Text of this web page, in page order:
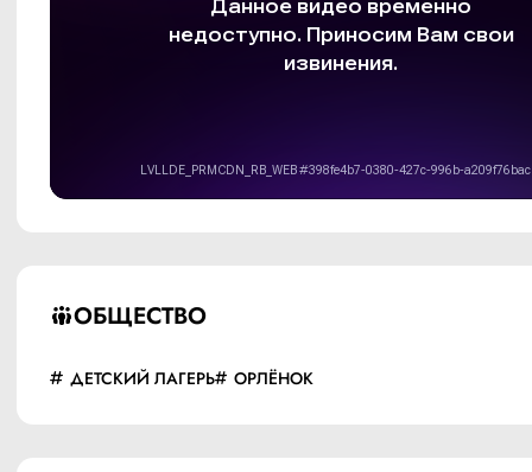
ОБЩЕСТВО
ДЕТСКИЙ ЛАГЕРЬ ОРЛЁНОК